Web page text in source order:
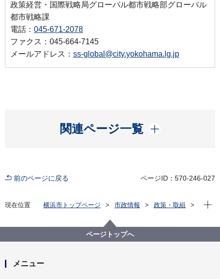
政策経営・国際戦略局グローバル都市戦略部グローバル
都市戦略課
電話： 045-671-2078
ファクス：045-664-7145
メールアドレス： ss-global@city.yokohama.lg.jp
関連ページ一覧
開く
前のページに戻る ページID：570-246-027
現在位置 横浜市トップページ 市政情報
政策・取組
防災分科会活動（平成24年～令和４年）
現在
ページトップへ
メニュー